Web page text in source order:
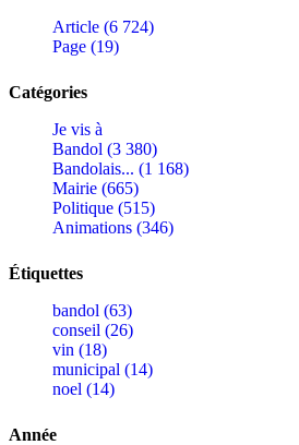
Article (6 724)
Page (19)
Catégories
Je vis à
Bandol (3 380)
Bandolais... (1 168)
Mairie (665)
Politique (515)
Animations (346)
Étiquettes
bandol (63)
conseil (26)
vin (18)
municipal (14)
noel (14)
Année